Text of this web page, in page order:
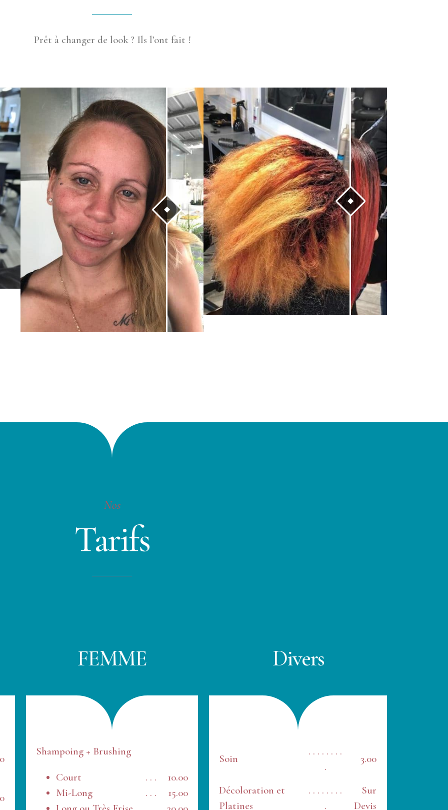
Prêt à changer de look ? Ils l’ont fait !
Nos
Tarifs
FEMME
Shampoing + Brushing
Court
Mi-Long
. . .
. . .
10.00
15.00
Divers
Soin
. . . . . . . .
.
3.00
Décoloration et
Platines
. . . . . . . .
.
Sur
Devis